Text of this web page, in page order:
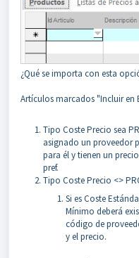
¿Qué se importa con esta
Artículos marcados "Incluir en
Tipo Coste Precio sea
asignado un proveedor
para él y tienen un
pref.
Tipo Coste Precio <>
Si es Coste
Mínimo deberá
código de
y el precio.